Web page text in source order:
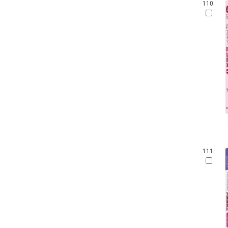
110.
111.